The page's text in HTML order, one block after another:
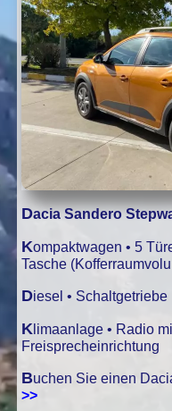
Dacia Sandero
Kompaktwagen • 5 Türen • 5 Sitzplätze • 2 Koffer und 1
Tasche
Diesel • Schaltgetriebe
Klimaanlage • Radio mit USB und Bluetooth •
Freisprecheinrichtung
Buchen Sie einen
>>